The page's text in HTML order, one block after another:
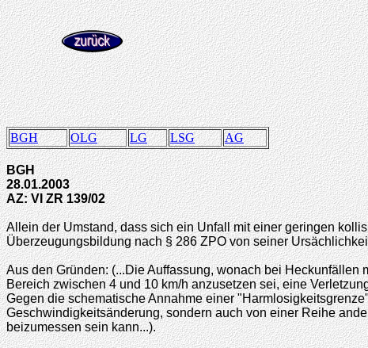
BGH OLG LG LSG AG
BGH
28.01.2003
AZ: VI ZR 139/02
Allein der Umstand, dass sich ein Unfall mit einer geringen
Überzeugungsbildung nach § 286 ZPO von seiner
Aus den Gründen: (...Die Auffassung, wonach bei
Bereich zwischen 4 und 10 km/h anzusetzen sei, eine
Gegen die schematische Annahme einer
Geschwindigkeitsänderung, sondern auch von einer Reihe
beizumessen sein kann...).